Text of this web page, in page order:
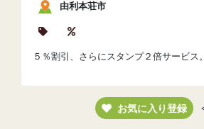
由利本荘市
５％割引、さらにスタンプ２倍サービス。
お気に入り登録